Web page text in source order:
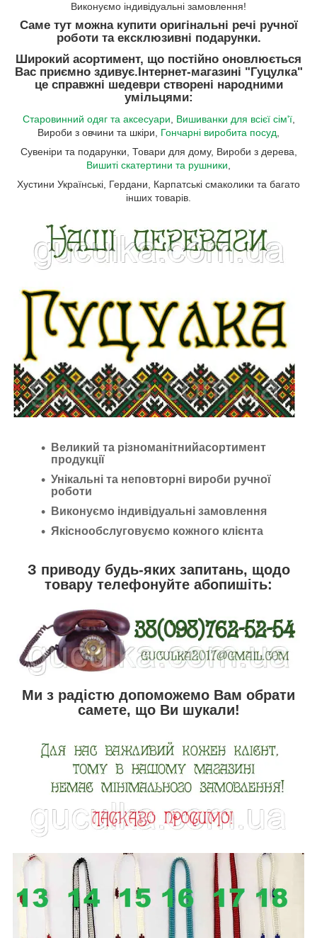
Виконуємо індивідуальні замовлення!
Саме тут можна купити оригінальні речі ручної
роботи та ексклюзивні подарунки.
Широкий асортимент, що постійно оновлюється
Вас приємно здивує.Інтернет-магазині "Гуцулка"
це справжні шедеври створені народними
умільцями:
Старовинний одяг та аксесуари Вишиванки для всієї сім'ї,
Вироби з овчини та шкіри,
Гончарні виробита посуд
Сувеніри та подарунки, Товари для дому, Вироби з дерева,
Вишиті скатертини та рушники
Хустини Українські, Гердани, Карпатські смаколики та багато
інших товарів.
Великий та різноманітнийасортимент
продукції
Унікальні та неповторні вироби ручної
роботи
Виконуємо індивідуальні замовлення
Якіснообслуговуємо кожного клієнта
З приводу будь-яких запитань, щодо
товару телефонуйте абопишіть:
Ми з радістю допоможемо Вам обрати
самете, що Ви шукали!